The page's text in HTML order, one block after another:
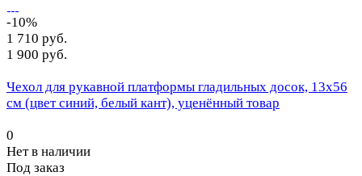
-10%
1 710 руб.
1 900 руб.
Чехол для рукавной платформы гладильных досок, 13х56
см (цвет синий, белый кант), уценённый товар
0
Нет в наличии
Под заказ